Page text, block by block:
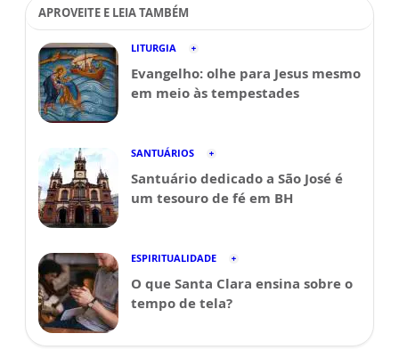
APROVEITE E LEIA TAMBÉM
LITURGIA
Evangelho: olhe para Jesus mesmo
em meio às tempestades
SANTUÁRIOS
Santuário dedicado a São José é
um tesouro de fé em BH
ESPIRITUALIDADE
O que Santa Clara ensina sobre o
tempo de tela?